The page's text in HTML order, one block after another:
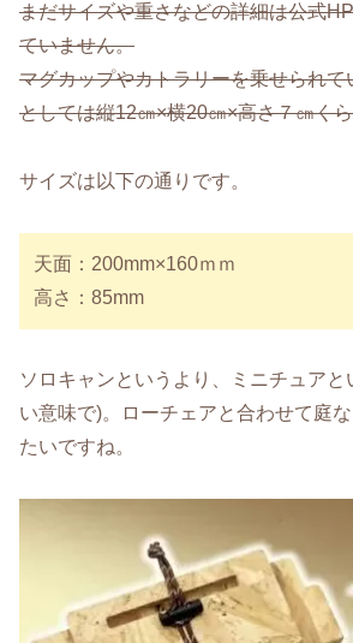
まだサイズや重さなどの詳細は公式
ていません。
マグカップやカトラリーを乗せられて
としては縦12㎝×横20㎝×高さ７㎝く
サイズは以下の通りです。
天面：200mm×160ｍｍ
高さ：85mm
ソロキャンというより、ミニチュアと
い意味で)。ローチェアと合わせて庭
たいですね。